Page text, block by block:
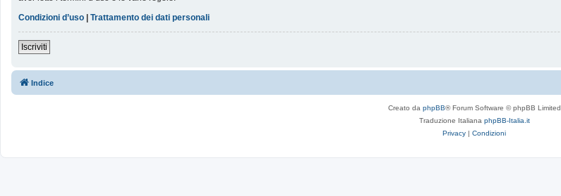
Condizioni d’uso | Trattamento dei dati personali
Iscriviti
Indice
Creato da phpBB® Forum Software © phpBB Limited
Traduzione Italiana phpBB-Italia.it
Privacy | Condizioni